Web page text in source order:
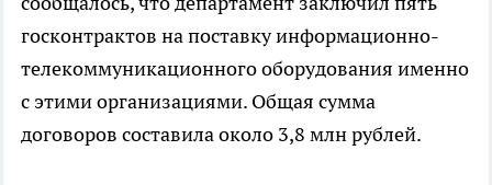
госконтрактов на поставку информационно-
телекоммуникационного оборудования именно
с этими организациями. Общая сумма
договоров составила около 3,8 млн рублей.